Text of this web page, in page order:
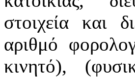
στοιχεία και
αριθμό
κινητό),